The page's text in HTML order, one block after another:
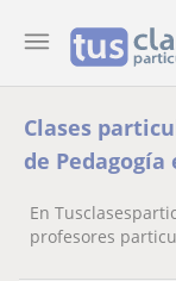
Clases
de Pedagogía
En
profesores